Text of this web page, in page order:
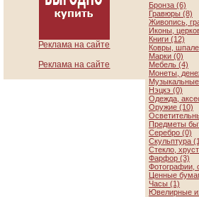
Реклама на сайте
Реклама на сайте
Бронза (6)
Гравюры (8)
Живопись,
Иконы,
Книги (12)
Ковры,
Марки (0)
Мебель (4)
Монеты,
Нэцкэ (0)
Одежда,
Оружие (10)
Предметы
Серебро (0)
Скульптура
Стекло,
Фарфор (3)
Фотографии,
Ценные
Часы (1)
Ювелирные